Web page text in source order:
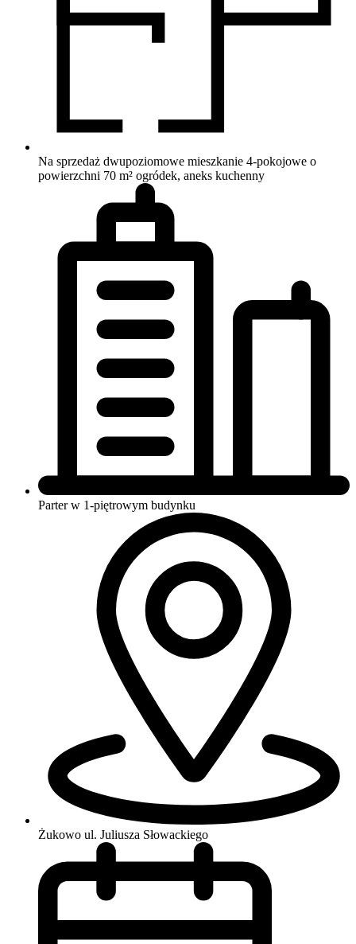
Na sprzedaż dwupoziomowe mieszkanie 4-pokojowe o
powierzchni 70 m² ogródek, aneks kuchenny
Parter w 1-piętrowym budynku
Żukowo ul. Juliusza Słowackiego